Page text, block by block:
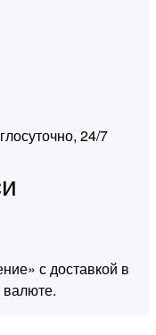
24/7
с доставкой в